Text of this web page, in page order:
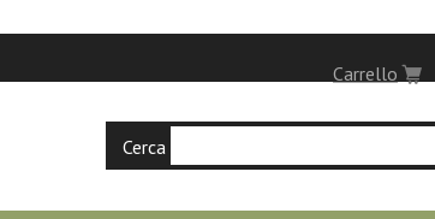
Carrello
Cerca